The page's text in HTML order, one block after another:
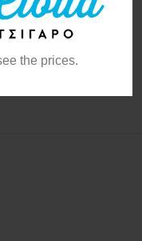
the prices.